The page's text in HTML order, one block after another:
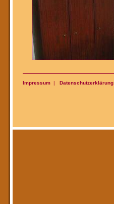
Impressum | Datenschutzerklärung